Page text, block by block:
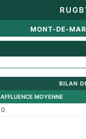
MONT-DE-
BILAN
AFFLUENCE MOYENNE
0